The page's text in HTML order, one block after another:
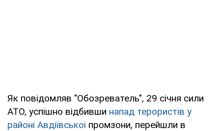
Як повідомляв "Обозреватель", 29 січня сили
АТО, успішно відбивши напад терористів у
районі Авдіївськоїпромзони, перейшли в